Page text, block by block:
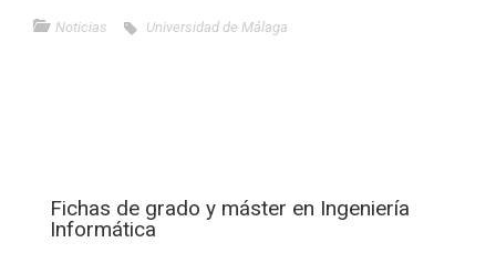
Noticias Universidad de Málaga
Fichas de grado y máster en Ingeniería
Informática